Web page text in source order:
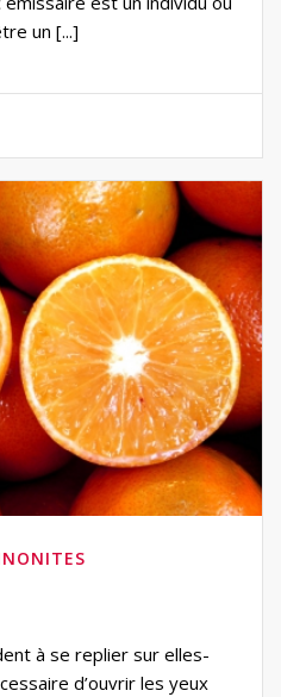
un [...]
à se replier sur elles-
d’ouvrir les yeux